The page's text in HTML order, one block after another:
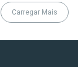
Carregar Mais